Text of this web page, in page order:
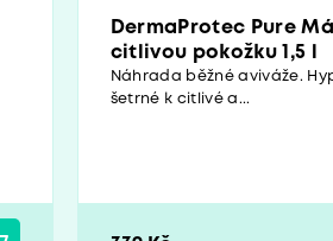
DermaProtec Pure
citlivou pokožku 1,5 l
Náhrada běžné aviváže.
šetrné k citlivé a...